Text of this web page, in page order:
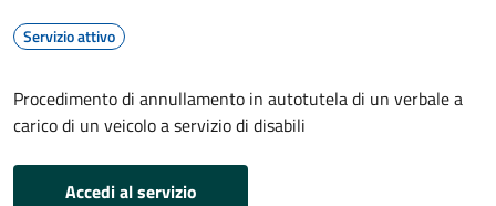
Servizio attivo
Procedimento di annullamento in autotutela di un verbale a
carico di un veicolo a servizio di disabili
Accedi al servizio